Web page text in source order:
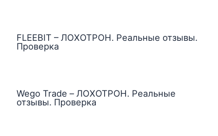
FLEEBIT – ЛОХОТРОН. Реальные отзывы.
Проверка
Wego Trade – ЛОХОТРОН. Реальные
отзывы. Проверка